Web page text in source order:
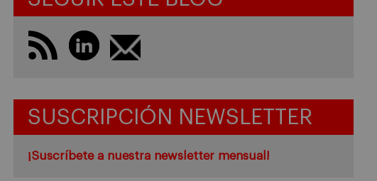
SUSCRIPCIÓN NEWSLETTER
¡Suscríbete a nuestra newsletter mensual!